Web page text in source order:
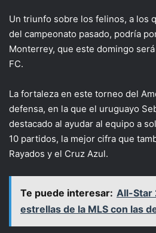
Un triunfo sobre los felinos, a los
del campeonato pasado, podría
Monterrey, que este domingo
FC.
La fortaleza en este torneo del
defensa, en la que el uruguayo
destacado al ayudar al equipo a
10 partidos, la mejor cifra que
Rayados y el Cruz Azul.
Te puede interesar: All-Star
estrellas de la MLS con las